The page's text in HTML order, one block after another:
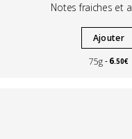
Notes fraiches et
Ajouter
75g
6.50€